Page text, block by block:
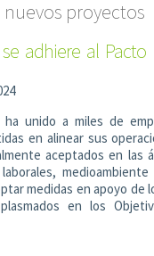
nuevos proyectos
se adhiere al
ha unido a miles de
en alinear sus
aceptados en las
medidas en apoyo de
en los